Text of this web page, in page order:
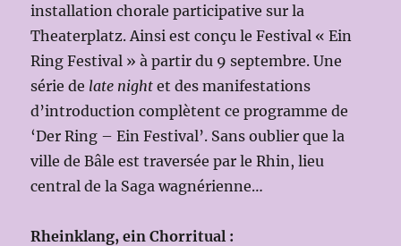
installation chorale participative sur la
Theaterplatz. Ainsi est conçu le Festival « Ein
Ring Festival » à partir du 9 septembre. Une
série de late night et des manifestations
d’introduction complètent ce programme de
‘Der Ring – Ein Festival’. Sans oublier que la
ville de Bâle est traversée par le Rhin, lieu
central de la Saga wagnérienne…
Rheinklang, ein Chorritual :